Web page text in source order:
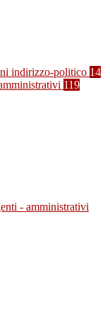
indirizzo-politico 14
119
- amministrativi